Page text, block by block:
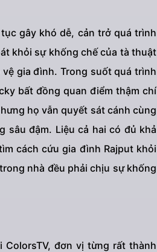
gây khó dễ, cản trở quá trình
khỏi sự khống chế của tà thuật
gia đình. Trong suốt quá trình
bất đồng quan điểm thậm chí
họ vẫn quyết sát cánh cùng
sâu đậm. Liệu cả hai có đủ khả
cách cứu gia đình Rajput khỏi
nhà đều phải chịu sự khống
đơn vị từng rất thành